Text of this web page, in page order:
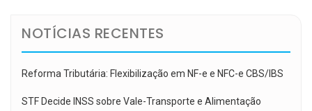
NOTÍCIAS RECENTES
Reforma Tributária: Flexibilização em NF-e e NFC-e CBS/IBS
STF Decide INSS sobre Vale-Transporte e Alimentação